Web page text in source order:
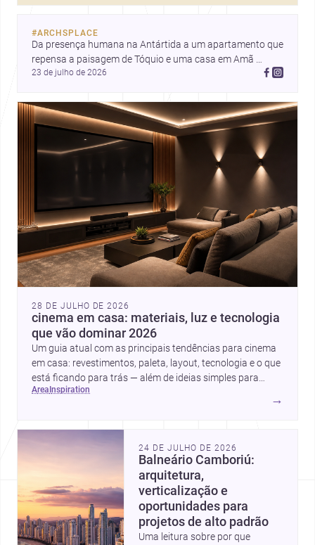
#ARCHSPLACE
Da presença humana na Antártida a um apartamento que
repensa a paisagem de Tóquio e uma casa em Amã
integrada ao terreno. Descubra mais inspirações, projetos
23 de julho de 2026
28 DE JULHO DE 2026
cinema em casa: materiais, luz e tecnologia
que vão dominar 2026
Um guia atual com as principais tendências para cinema
em casa: revestimentos, paleta, layout, tecnologia e o que
está ficando para trás — além de ideias simples para
atualizar sem reforma completa.
area inspiration
→
24 DE JULHO DE 2026
Balneário Camboriú:
arquitetura,
verticalização e
oportunidades para
projetos de alto padrão
Uma leitura sobre por que